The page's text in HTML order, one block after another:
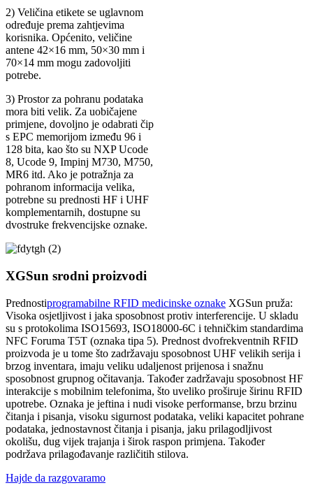
2) Veličina etikete se uglavnom
određuje prema zahtjevima
korisnika. Općenito, veličine
antene 42×16 mm, 50×30 mm i
70×14 mm mogu zadovoljiti
potrebe.
3) Prostor za pohranu podataka
mora biti velik. Za uobičajene
primjene, dovoljno je odabrati čip
s EPC memorijom između 96 i
128 bita, kao što su NXP Ucode
8, Ucode 9, Impinj M730, M750,
MR6 itd. Ako je potražnja za
pohranom informacija velika,
potrebne su prednosti HF i UHF
komplementarnih, dostupne su
dvostruke frekvencijske oznake.
XGSun srodni proizvodi
Prednostiprogramabilne RFID medicinske oznake XGSun pruža:
Visoka osjetljivost i jaka sposobnost protiv interferencije. U skladu
su s protokolima ISO15693, ISO18000-6C i tehničkim standardima
NFC Foruma T5T (oznaka tipa 5). Prednost dvofrekventnih RFID
proizvoda je u tome što zadržavaju sposobnost UHF velikih serija i
brzog inventara, imaju veliku udaljenost prijenosa i snažnu
sposobnost grupnog očitavanja. Također zadržavaju sposobnost HF
interakcije s mobilnim telefonima, što uveliko proširuje širinu RFID
upotrebe. Oznaka je jeftina i nudi visoke performanse, brzu brzinu
čitanja i pisanja, visoku sigurnost podataka, veliki kapacitet pohrane
podataka, jednostavnost čitanja i pisanja, jaku prilagodljivost
okolišu, dug vijek trajanja i širok raspon primjena. Također
podržava prilagođavanje različitih stilova.
Hajde da razgovaramo